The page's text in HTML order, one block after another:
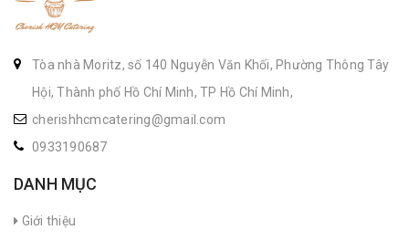
Tòa nhà Moritz, số 140 Nguyễn Văn Khối, Phường Thông Tây
Hội, Thành phố Hồ Chí Minh, TP Hồ Chí Minh,
cherishhcmcatering@gmail.com
0933190687
DANH MỤC
Giới thiệu